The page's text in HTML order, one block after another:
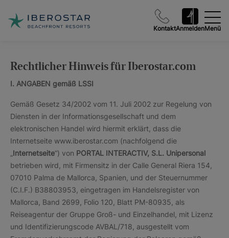
KontaktAnmeldenMenü
Rechtlicher Hinweis für Iberostar.com
I. ANGABEN gemäß LSSI
Gemäß Gesetz 34/2002 vom 11. Juli 2002 zur Regelung von
Diensten in der Informationsgesellschaft und dem
elektronischen Handel wird hiermit erklärt, dass die
Internetseite www.iberostar.com (nachfolgend die
Internetseite“) von PORTAL INTERACTIV, S.L. Unipersonal
betrieben wird, mit Firmensitz in der Calle General Riera 154,
07010 Palma de Mallorca, Spanien, und der Steuernummer
(C.I.F.) B38803953, eingetragen im Handelsregister von
Mallorca, Band 2699, Folio 120, Blatt PM-80935, als
Reiseagentur der Gruppe Groß- und Einzelhandel, mit Lizenz
und Identifizierungscode AVBAL/718, ausgestellt vom